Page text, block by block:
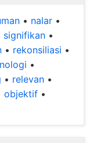
• nalar •
signifikan •
• rekonsiliasi •
•
• relevan •
objektif •